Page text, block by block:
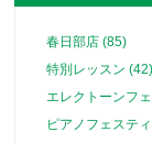
春日部店 (85)
特別レッスン (42)
エレクトーンフ
ピアノフェステ